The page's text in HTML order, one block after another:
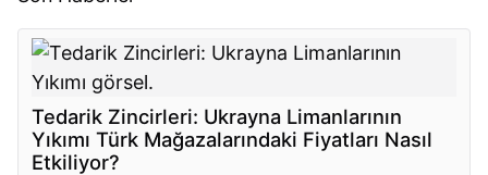
Tedarik Zincirleri: Ukrayna Limanlarının
Yıkımı Türk Mağazalarındaki Fiyatları Nasıl
Etkiliyor?